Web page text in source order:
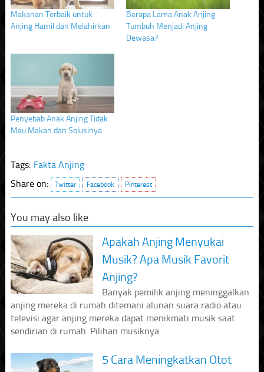
Makanan Terbaik untuk
Anjing Hamil dan Melahirkan
Berapa Lama Anak Anjing
Tumbuh Menjadi Anjing
Dewasa?
Penyebab Anak Anjing Tidak
Mau Makan dan Solusinya
Tags: Fakta Anjing
Share on:
Twitter Facebook Pinterest
You may also like
Apakah Anjing Menyukai
Musik? Apa Musik Favorit
Anjing?
Banyak pemilik anjing meninggalkan
anjing mereka di rumah ditemani alunan suara radio atau
televisi agar anjing mereka dapat menikmati musik saat
sendirian di rumah. Pilihan musiknya
5 Cara Meningkatkan Otot